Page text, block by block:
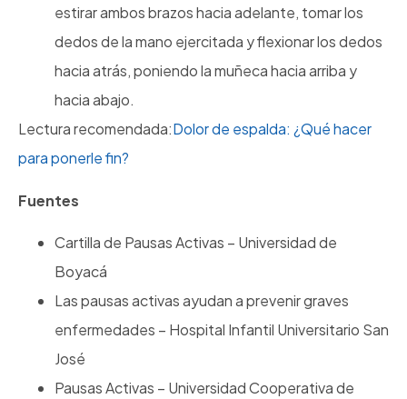
estirar ambos brazos hacia adelante, tomar los
dedos de la mano ejercitada y flexionar los dedos
hacia atrás, poniendo la muñeca hacia arriba y
hacia abajo.
Lectura recomendada:Dolor de espalda: ¿Qué hacer
para ponerle fin?
Fuentes
Cartilla de Pausas Activas – Universidad de
Boyacá
Las pausas activas ayudan a prevenir graves
enfermedades – Hospital Infantil Universitario San
José
Pausas Activas – Universidad Cooperativa de